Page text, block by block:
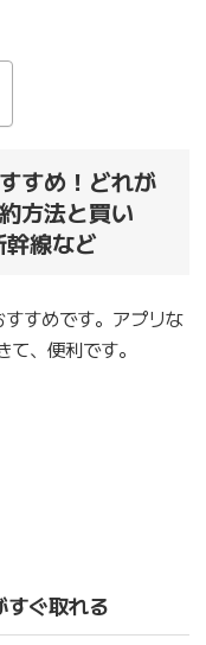
すめ！どれが
方法と買い
線など
すめです。アプリな
、便利です。
すぐ取れる